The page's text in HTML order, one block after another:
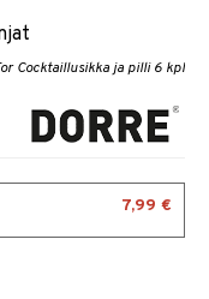
Cocktaillusikka ja pilli 6 kpl
7,99 €